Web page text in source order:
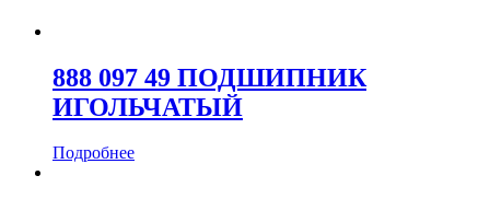
888 097 49 ПОДШИПНИК
ИГОЛЬЧАТЫЙ
Подробнее